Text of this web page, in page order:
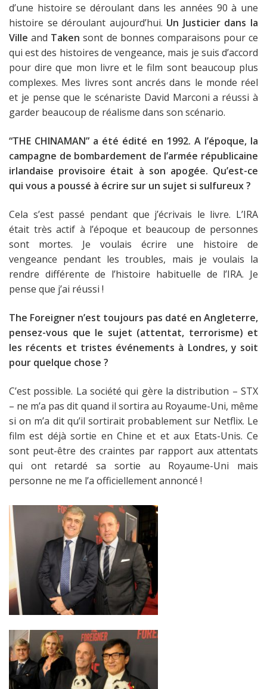
d’une histoire se déroulant dans les années 90 à une
histoire se déroulant aujourd’hui. Un Justicier dans la
Ville and Taken sont de bonnes comparaisons pour ce
qui est des histoires de vengeance, mais je suis d’accord
pour dire que mon livre et le film sont beaucoup plus
complexes. Mes livres sont ancrés dans le monde réel
et je pense que le scénariste David Marconi a réussi à
garder beaucoup de réalisme dans son scénario.
“THE CHINAMAN” a été édité en 1992. A l’époque, la
campagne de bombardement de l’armée républicaine
irlandaise provisoire était à son apogée. Qu’est-ce
qui vous a poussé à écrire sur un sujet si sulfureux ?
Cela s’est passé pendant que j’écrivais le livre. L’IRA
était très actif à l’époque et beaucoup de personnes
sont mortes. Je voulais écrire une histoire de
vengeance pendant les troubles, mais je voulais la
rendre différente de l’histoire habituelle de l’IRA. Je
pense que j’ai réussi !
The Foreigner n’est toujours pas daté en Angleterre,
pensez-vous que le sujet (attentat, terrorisme) et
les récents et tristes événements à Londres, y soit
pour quelque chose ?
C’est possible. La société qui gère la distribution – STX
– ne m’a pas dit quand il sortira au Royaume-Uni, même
si on m’a dit qu’il sortirait probablement sur Netflix. Le
film est déjà sortie en Chine et et aux Etats-Unis. Ce
sont peut-être des craintes par rapport aux attentats
qui ont retardé sa sortie au Royaume-Uni mais
personne ne me l’a officiellement annoncé !